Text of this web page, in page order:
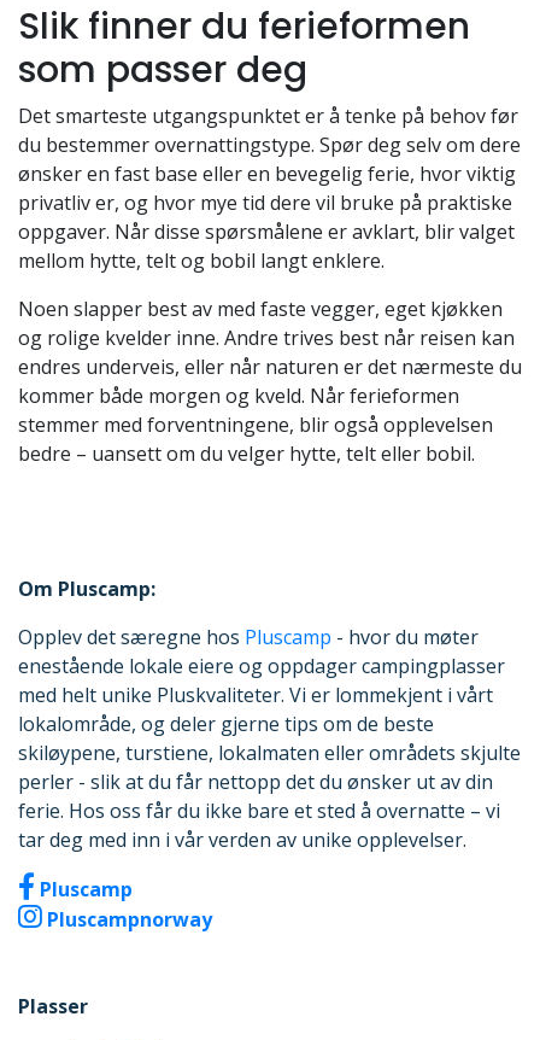
Slik finner du ferieformen
som passer deg
Det smarteste utgangspunktet er å tenke på behov før
du bestemmer overnattingstype. Spør deg selv om dere
ønsker en fast base eller en bevegelig ferie, hvor viktig
privatliv er, og hvor mye tid dere vil bruke på praktiske
oppgaver. Når disse spørsmålene er avklart, blir valget
mellom hytte, telt og bobil langt enklere.
Noen slapper best av med faste vegger, eget kjøkken
og rolige kvelder inne. Andre trives best når reisen kan
endres underveis, eller når naturen er det nærmeste du
kommer både morgen og kveld. Når ferieformen
stemmer med forventningene, blir også opplevelsen
bedre – uansett om du velger hytte, telt eller bobil.
Om Pluscamp:
Opplev det særegne hos Pluscamp - hvor du møter
enestående lokale eiere og oppdager campingplasser
med helt unike Pluskvaliteter. Vi er lommekjent i vårt
lokalområde, og deler gjerne tips om de beste
skiløypene, turstiene, lokalmaten eller områdets skjulte
perler - slik at du får nettopp det du ønsker ut av din
ferie. Hos oss får du ikke bare et sted å overnatte – vi
tar deg med inn i vår verden av unike opplevelser.
Pluscamp
Pluscampnorway
Plasser